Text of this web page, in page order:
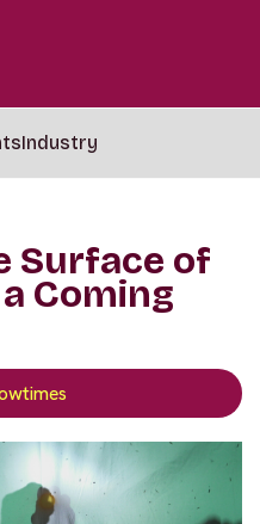
Industry
Surface of
Coming